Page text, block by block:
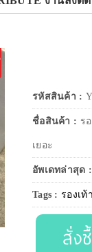
รหัสสินค้า :
ชื่อสินค้า : ร
เยอะ
อัพเดทล่าสุด :
Tags :รองเท้
สั่ง